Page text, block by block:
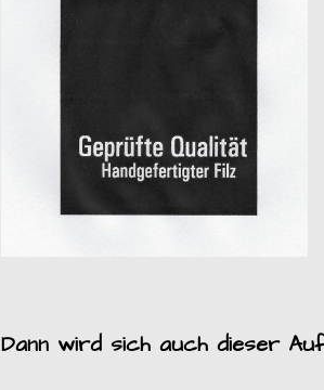
Dann wird sich auch dieser